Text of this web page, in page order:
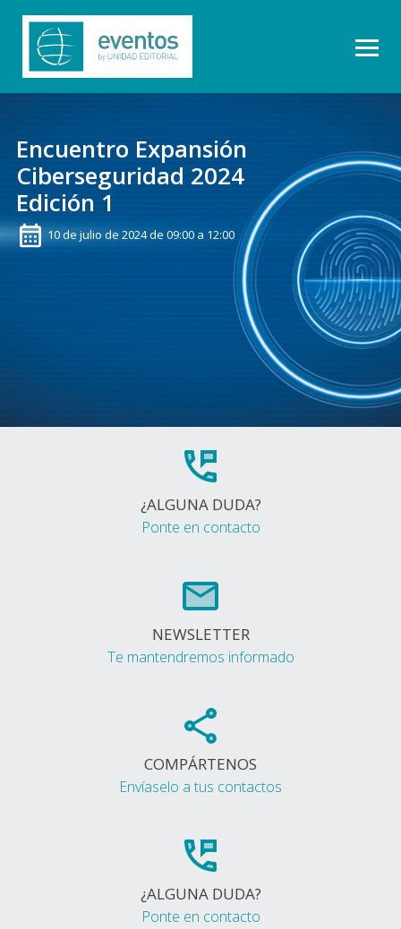
Encuentro Expansión
Ciberseguridad 2024
Edición 1
10 de julio de 2024 de 09:00 a 12:00
¿ALGUNA DUDA?
Ponte en contacto
NEWSLETTER
Te mantendremos informado
COMPÁRTENOS
Envíaselo a tus contactos
¿ALGUNA DUDA?
Ponte en contacto